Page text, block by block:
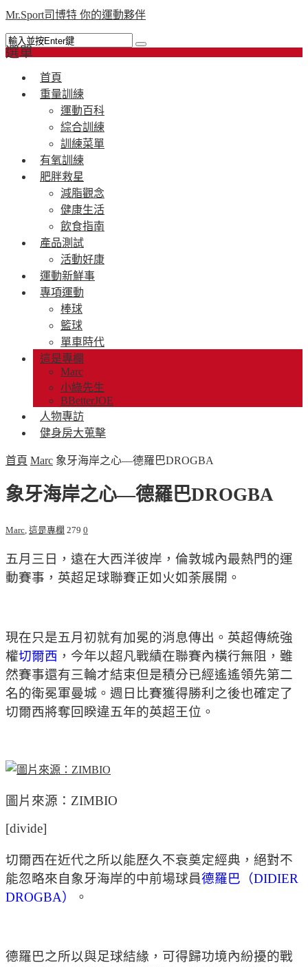
Mr.Sport司博特 你的運動夥伴
選單
首頁
重量訓練
運動百科
綜合訓練
訓練菜單
有氧訓練
肥胖救星
減脂觀念
健康生活
飲食指南
產品測試
活動好康
運動新鮮事
專項運動
棒球
籃球
單車時代
這是專欄
Marc
小綠先生
BBetterJOE
人物專訪
健身房大蒐擊
首頁 Marc 象牙海岸之心—德羅巴DROGBA
象牙海岸之心—德羅巴DROGBA
Marc 這是專欄 279 0
五月三日，遠在大西洋彼岸，倫敦城內最熱門的運
動賽事，英超足球聯賽正如火如荼展開。
現在只是五月初就有加冕的消息傳出。英超傳統強
權切爾西 ，今年以超凡戰績在聯賽內橫行無阻，雖
然賽事還有三輪才結束但是積分已經遙遙領先第二
名的衛冕軍曼城。週日比賽獲得勝利之後也確定了
切爾西將奪回睽違五年的英超王位。
圖片來源：ZIMBIO
[divide]
切爾西在近代之所以能歷久不衰奠定經典，絕對不
能忽略來自象牙海岸的中前場球員德羅巴（DIDIER
DROGBA）
。
德羅巴之所以與足球結緣，可得歸功境內紛擾的戰